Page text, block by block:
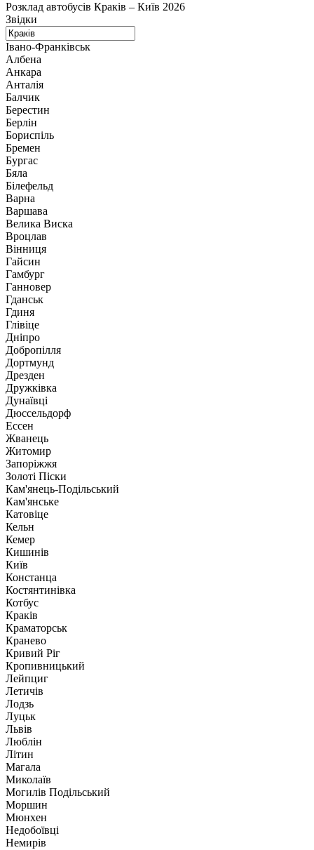
Розклад автобусів Краків – Київ 2026
Звідки
Івано-Франківськ
Албена
Анкара
Анталія
Балчик
Берестин
Берлін
Бориспіль
Бремен
Бургас
Бяла
Білефельд
Варна
Варшава
Велика Виска
Вроцлав
Вінниця
Гайсин
Гамбург
Ганновер
Гданськ
Гдиня
Глівіце
Дніпро
Добропілля
Дортмунд
Дрезден
Дружківка
Дунаївці
Дюссельдорф
Ессен
Жванець
Житомир
Запоріжжя
Золоті Піски
Кам'янець-Подільський
Кам'янське
Катовіце
Кельн
Кемер
Кишинів
Київ
Констанца
Костянтинівка
Котбус
Краків
Краматорськ
Кранево
Кривий Ріг
Кропивницький
Лейпциг
Летичів
Лодзь
Луцьк
Львів
Люблін
Літин
Магала
Миколаїв
Могилів Подільський
Моршин
Мюнхен
Недобоївці
Немирів